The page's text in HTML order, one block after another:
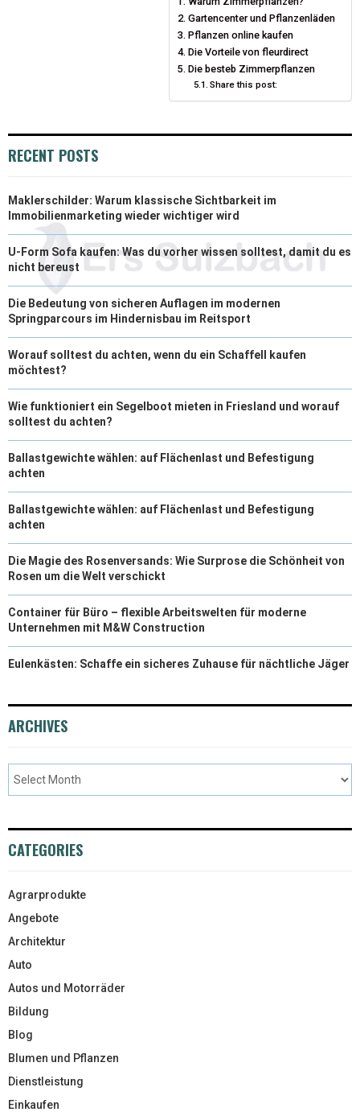
R
E
S
D
I
N
Gartencenter und Pflanzenläden
Pflanzen online kaufen
Die Vorteile von fleurdirect
Die besteb Zimmerpflanzen
Share this post:
RECENT POSTS
Maklerschilder: Warum klassische Sichtbarkeit im
Immobilienmarketing wieder wichtiger wird
U-Form Sofa kaufen: Was du vorher wissen solltest, damit du es
nicht bereust
Die Bedeutung von sicheren Auflagen im modernen
Springparcours im Hindernisbau im Reitsport
Worauf solltest du achten, wenn du ein Schaffell kaufen
möchtest?
Wie funktioniert ein Segelboot mieten in Friesland und worauf
solltest du achten?
Ballastgewichte wählen: auf Flächenlast und Befestigung
achten
Ballastgewichte wählen: auf Flächenlast und Befestigung
achten
Die Magie des Rosenversands: Wie Surprose die Schönheit von
Rosen um die Welt verschickt
Container für Büro – flexible Arbeitswelten für moderne
Unternehmen mit M&W Construction
Eulenkästen: Schaffe ein sicheres Zuhause für nächtliche Jäger
ARCHIVES
CATEGORIES
Agrarprodukte
Angebote
Architektur
Auto
Autos und Motorräder
Bildung
Blog
Blumen und Pflanzen
Dienstleistung
Einkaufen